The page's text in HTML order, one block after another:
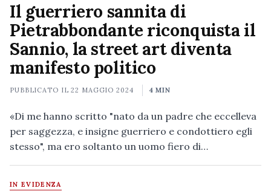
Il guerriero sannita di
Pietrabbondante riconquista il
Sannio, la street art diventa
manifesto politico
PUBBLICATO IL22 MAGGIO 2024 4 MIN
«Di me hanno scritto "nato da un padre che eccelleva
per saggezza, e insigne guerriero e condottiero egli
stesso", ma ero soltanto un uomo fiero di…
IN EVIDENZA